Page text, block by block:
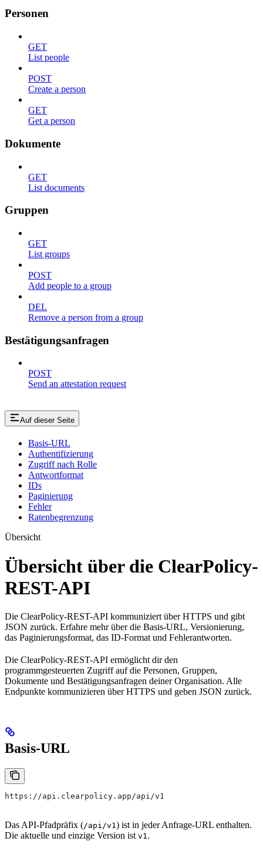
Personen
GET
List people
POST
Create a person
GET
Get a person
Dokumente
GET
List documents
Gruppen
GET
List groups
POST
Add people to a group
DEL
Remove a person from a group
Bestätigungsanfragen
POST
Send an attestation request
Auf dieser Seite
Basis-URL
Authentifizierung
Zugriff nach Rolle
Antwortformat
IDs
Paginierung
Fehler
Ratenbegrenzung
Übersicht
Übersicht über die ClearPolicy-
REST-API
Die ClearPolicy-REST-API kommuniziert über HTTPS und gibt
JSON zurück. Erfahre mehr über die Basis-URL, Versionierung,
das Paginierungsformat, das ID-Format und Fehlerantworten.
Die ClearPolicy-REST-API ermöglicht dir den
programmgesteuerten Zugriff auf die Personen, Gruppen,
Dokumente und Bestätigungsanfragen deiner Organisation. Alle
Endpunkte kommunizieren über HTTPS und geben JSON zurück.
Basis-URL
https://api.clearpolicy.app/api/v1
Das API-Pfadpräfix (/api/v1) ist in jeder Anfrage-URL enthalten.
Die aktuelle und einzige Version ist v1.